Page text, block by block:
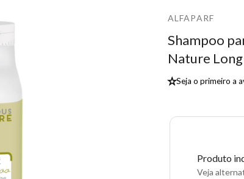
ALFAPARF
Shampoo
Nature
★Seja o primeiro a
Produto
Veja